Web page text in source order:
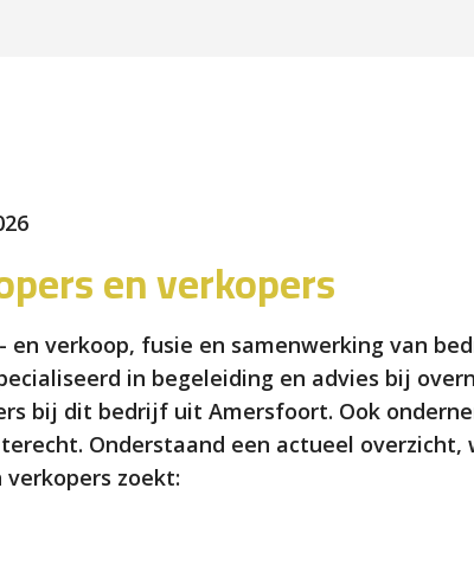
en verkopers
verkoop, fusie en samenwerking van
in begeleiding en advies bij
bij dit bedrijf uit Amersfoort. Ook
Onderstaand een actueel overzicht,
zoekt: